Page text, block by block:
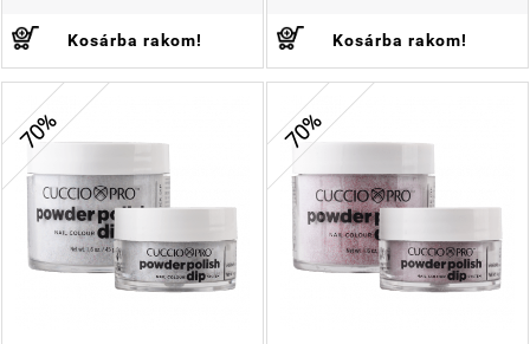
Kosárba rakom! Kosárba rakom!
70% 70%